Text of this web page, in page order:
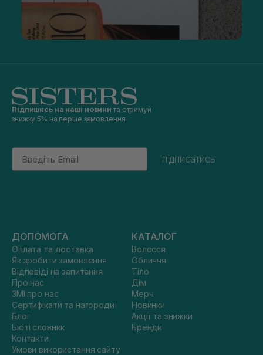
Підпишись на наші новини та отримуй
знижку 5% на перше замовлення
Email
підписатись
ДОПОМОГА
Оплата та доставка
Як зробити замовлення
Відповіді на запитання
Про нас
ЗМІ про нас
Сертифікати та нагороди
Блог
Бюті словник
Контакти
Умови використання сайту
КАТАЛОГ
Волосся
Обличчя
Тіло
Дім
Мерч
Новинки
Акції та знижки
Бренди